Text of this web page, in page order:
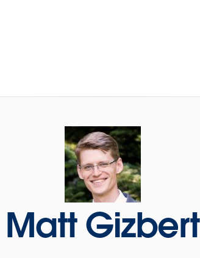
资源sub-navigation for 套餐与价格
Matt Gizbert